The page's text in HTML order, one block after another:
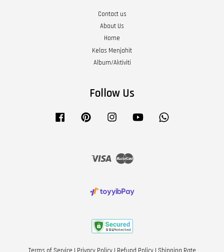
Contact us
About Us
Home
Kelas Menjahit
Album/Aktiviti
Follow Us
Facebook Pinterest Instagram YouTube
Visa Master